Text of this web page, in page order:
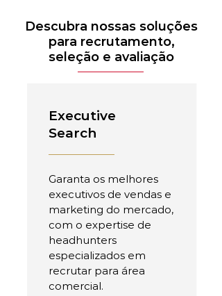
Descubra nossas soluções
para recrutamento,
seleção e avaliação
Executive
Search
Garanta os melhores
executivos de vendas e
marketing do mercado,
com o expertise de
headhunters
especializados em
recrutar para área
comercial.